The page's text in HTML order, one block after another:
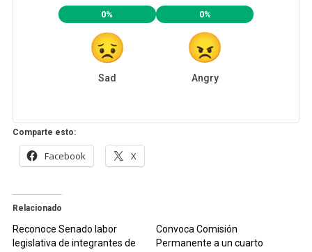
0%
Sad
0%
Angry
Comparte esto:
Facebook X
Relacionado
Reconoce Senado labor
legislativa de integrantes de
Convoca Comisión
Permanente a un cuarto